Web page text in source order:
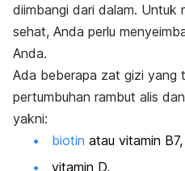
diimbangi dari dalam. Untuk
sehat, Anda perlu
Anda.
Ada beberapa zat gizi yang
pertumbuhan rambut alis
yakni:
biotin atau vitamin B7,
vitamin D,